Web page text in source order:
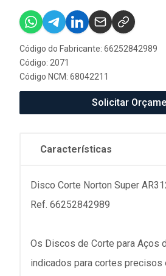
Código do Fabricante: 66252842989
Código: 2071
Código NCM: 68042211
Solicitar
Características
Disco Corte Norton Super
Ref. 66252842989
Os Discos de Corte para Aços
indicados para cortes precisos